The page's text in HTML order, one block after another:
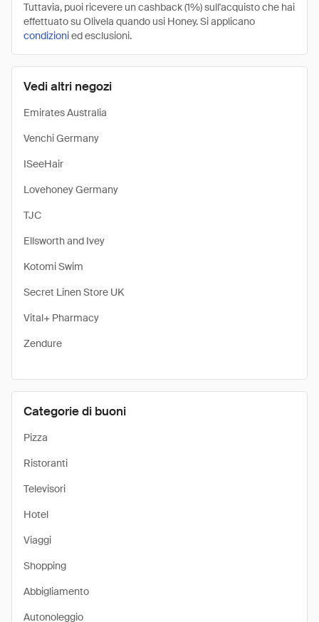
Vedi altri negozi
Emirates Australia
Venchi Germany
ISeeHair
Lovehoney Germany
TJC
Ellsworth and Ivey
Kotomi Swim
Secret Linen Store UK
Vital+ Pharmacy
Zendure
Categorie di buoni
Pizza
Ristoranti
Televisori
Hotel
Viaggi
Shopping
Abbigliamento
Autonoleggio
Tuttavia, puoi ricevere un cashback (1%) sull'acquisto che hai
effettuato su Olivela quando usi Honey. Si applicano
condizionied esclusioni.